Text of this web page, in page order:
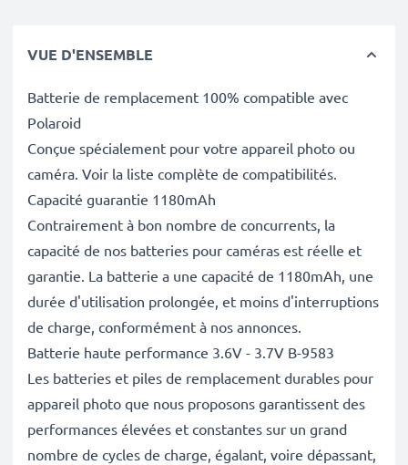
VUE D'ENSEMBLE
Batterie de remplacement 100% compatible avec
Polaroid
Conçue spécialement pour votre appareil photo ou
caméra. Voir la liste complète de compatibilités.
Capacité guarantie 1180mAh
Contrairement à bon nombre de concurrents, la
capacité de nos batteries pour caméras est réelle et
garantie. La batterie a une capacité de 1180mAh, une
durée d'utilisation prolongée, et moins d'interruptions
de charge, conformément à nos annonces.
Batterie haute performance 3.6V - 3.7V B-9583
Les batteries et piles de remplacement durables pour
appareil photo que nous proposons garantissent des
performances élevées et constantes sur un grand
nombre de cycles de charge, égalant, voire dépassant,